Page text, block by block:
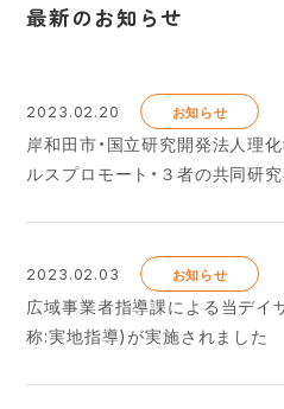
最新のお知らせ
2023.02.20 お知らせ
岸和田市・国立研究開発法人理
ルスプロモート・３者の共同研
2023.02.03 お知らせ
広域事業者指導課による当デイ
称:実地指導)が実施されました